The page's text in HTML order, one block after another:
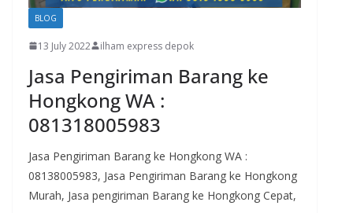
BLOG
13 July 2022 ilham express depok
Jasa Pengiriman Barang ke
Hongkong WA :
081318005983
Jasa Pengiriman Barang ke Hongkong WA :
08138005983, Jasa Pengiriman Barang ke Hongkong
Murah, Jasa pengiriman Barang ke Hongkong Cepat,